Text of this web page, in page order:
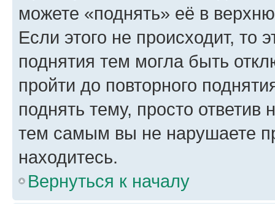
можете «поднять» её в
Если этого не происходит, то
поднятия тем могла быть
пройти до повторного
поднять тему, просто ответив
тем самым вы не нарушаете
находитесь.
Вернуться к началу